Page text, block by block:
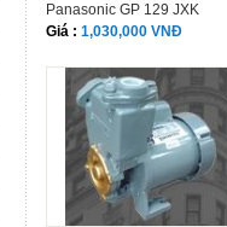
Panasonic GP 129 JXK
Giá : 1,030,000 VNĐ